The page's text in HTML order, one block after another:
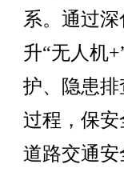
系。通过
升“无人机
护、隐患
过程，保
道路交通